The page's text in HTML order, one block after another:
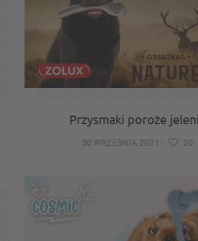
Przysmaki poroże
30 WRZEŚNIA 2021- 20